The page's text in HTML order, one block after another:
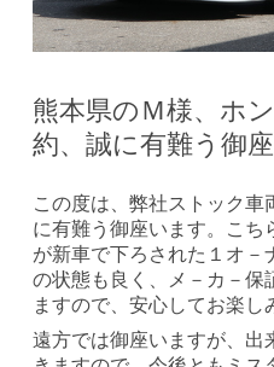
熊本県のＭ様、ホ
約、誠に有難う御座
この度は、弊社ストック車
に有難う御座います。こち
が新車で下ろされた１オ－
の状態も良く、メ－カ－保
ますので、安心してお楽し
遠方では御座いますが、出